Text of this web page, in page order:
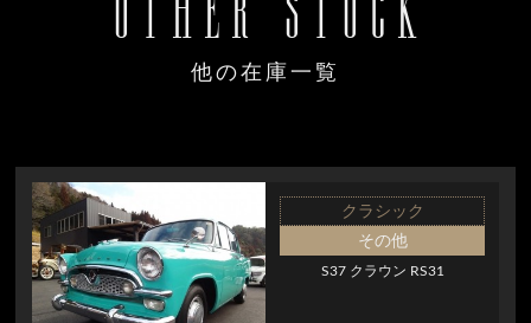
他の在庫一覧
クラシック
その他
S37 クラウン RS31